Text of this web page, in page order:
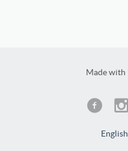
Made with
English